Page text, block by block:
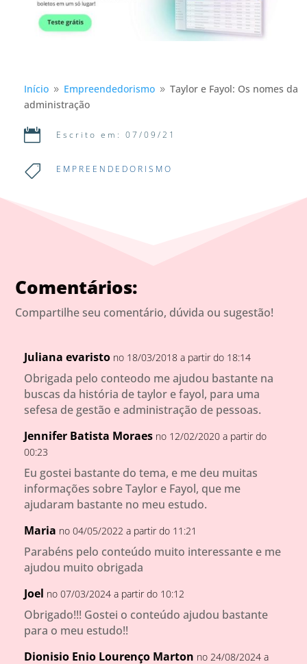
Início 9 Empreendedorismo 9 Taylor e Fayol: Os nomes da
administração
 Escrito em: 07/09/21
 EMPREENDEDORISMO
Comentários:
Compartilhe seu comentário, dúvida ou sugestão!
Juliana evaristo no 18/03/2018 a partir do 18:14
Obrigada pelo conteodo me ajudou bastante na
buscas da história de taylor e fayol, para uma
sefesa de gestão e administração de pessoas.
Jennifer Batista Moraes no 12/02/2020 a partir do
00:23
Eu gostei bastante do tema, e me deu muitas
informações sobre Taylor e Fayol, que me
ajudaram bastante no meu estudo.
Maria no 04/05/2022 a partir do 11:21
Parabéns pelo conteúdo muito interessante e me
ajudou muito obrigada
Joel no 07/03/2024 a partir do 10:12
Obrigado!!! Gostei o conteúdo ajudou bastante
para o meu estudo!!
Dionisio Enio Lourenço Marton no 24/08/2024 a